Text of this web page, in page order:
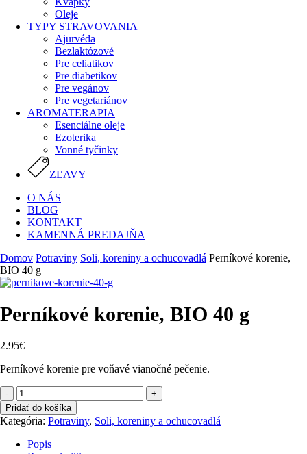
Oleje
TYPY STRAVOVANIA
Ajurvéda
Bezlaktózové
Pre celiatikov
Pre diabetikov
Pre vegánov
Pre vegetariánov
AROMATERAPIA
Esenciálne oleje
Ezoterika
Vonné tyčinky
ZĽAVY
O NÁS
BLOG
KONTAKT
KAMENNÁ PREDAJŇA
Domov Potraviny Soli, koreniny a ochucovadlá Perníkové korenie,
BIO 40 g
Perníkové korenie, BIO 40 g
2.95€
Perníkové korenie pre voňavé vianočné pečenie.
množstvo
Perníkové
korenie,
BIO
40
Pridať do košíka
Kategória: Potraviny, Soli, koreniny a ochucovadlá
Popis